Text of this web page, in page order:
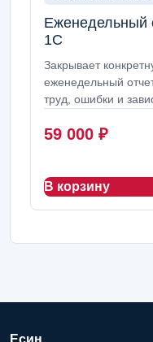
Еженедельный
1С
Закрывает
еженедельный
труд, ошибки и
59 000 ₽
В корзину
Есин